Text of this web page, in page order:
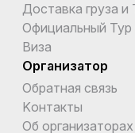
Доставка груза
Официальный Тур
Виза
Организатор
Обратная связь
Kонтакты
Об организаторах